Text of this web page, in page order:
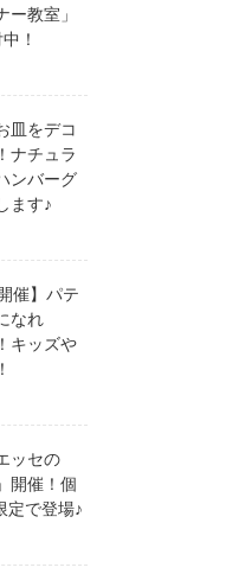
ー教室」
！
皿をデコ
ナチュラ
ンバーグ
ます♪
催】パテ
なれ
キッズや
ッセの
開催！個
定で登場♪